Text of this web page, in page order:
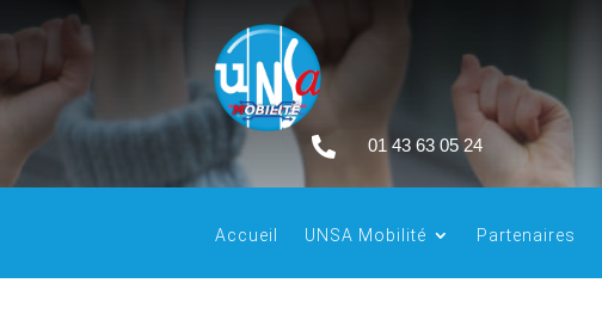
 01 43 63 05 24
Accueil UNSA Mobilité Partenaires